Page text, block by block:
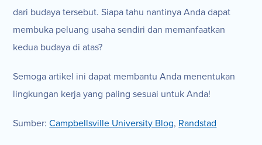
dari budaya tersebut. Siapa tahu nantinya Anda dapat
membuka peluang usaha sendiri dan memanfaatkan
kedua budaya di atas?
Semoga artikel ini dapat membantu Anda menentukan
lingkungan kerja yang paling sesuai untuk Anda!
Sumber:Campbellsville University Blog, Randstad